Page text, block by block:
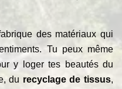
des matériaux qui
Tu peux même
y loger tes beautés du
du recyclage de tissus,